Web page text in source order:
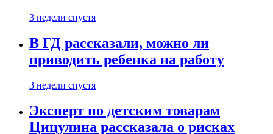
3 недели спустя
В ГД рассказали, можно ли
приводить ребенка на работу
3 недели спустя
Эксперт по детским товарам
Цицулина рассказала о рисках